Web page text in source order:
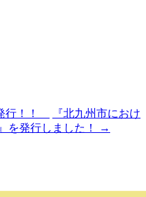
行！！
『北九州市におけ
を発行しました！
→